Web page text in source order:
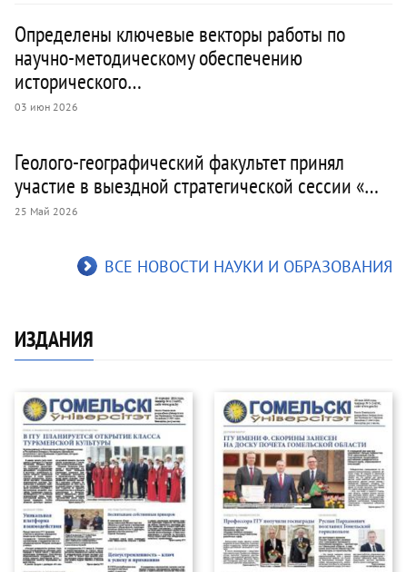
Определены ключевые векторы работы по
научно-методическому обеспечению
исторического…
03 июн 2026
Геолого-географический факультет принял
участие в выездной стратегической сессии «…
25 Май 2026
ВСЕ НОВОСТИ НАУКИ И ОБРАЗОВАНИЯ
ИЗДАНИЯ